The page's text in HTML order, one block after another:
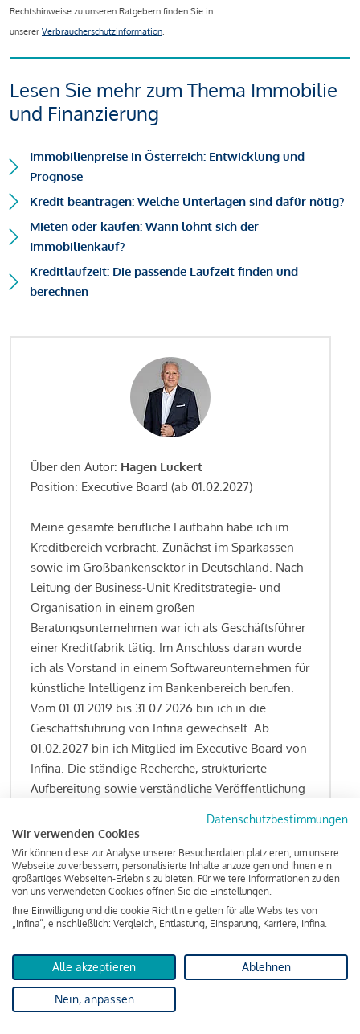
Rechtshinweise zu unseren Ratgebern finden Sie in
unserer Verbraucherschutzinformation.
Lesen Sie mehr zum Thema Immobilie
und Finanzierung
Immobilienpreise in Österreich: Entwicklung und
Prognose
Kredit beantragen: Welche Unterlagen sind dafür nötig?
Mieten oder kaufen: Wann lohnt sich der
Immobilienkauf?
Kreditlaufzeit: Die passende Laufzeit finden und
berechnen
Über den Autor: Hagen Luckert
Position: Executive Board (ab 01.02.2027)
Meine gesamte berufliche Laufbahn habe ich im
Kreditbereich verbracht. Zunächst im Sparkassen-
sowie im Großbankensektor in Deutschland. Nach
Leitung der Business-Unit Kreditstrategie- und
Organisation in einem großen
Beratungsunternehmen war ich als Geschäftsführer
einer Kreditfabrik tätig. Im Anschluss daran wurde
ich als Vorstand in einem Softwareunternehmen für
künstliche Intelligenz im Bankenbereich berufen.
Vom 01.01.2019 bis 31.07.2026 bin ich in die
Geschäftsführung von Infina gewechselt. Ab
01.02.2027 bin ich Mitglied im Executive Board von
Infina. Die ständige Recherche, strukturierte
Aufbereitung sowie verständliche Veröffentlichung
Kreditgeschäft gehören zu den wesentlichen
Schwerpunktsetzungen meiner Funktion.
Lesen Sie meine Finanzierungs-Tipps
KreditindexDas Wohnkredit Barometer
Datenschutzbestimmungen
Wir verwenden Cookies
Wir können diese zur Analyse unserer Besucherdaten platzieren, um unsere
Webseite zu verbessern, personalisierte Inhalte anzuzeigen und Ihnen ein
großartiges Webseiten-Erlebnis zu bieten. Für weitere Informationen zu den
von uns verwendeten Cookies öffnen Sie die Einstellungen.
Ihre Einwilligung und die cookie Richtlinie gelten für alle Websites von
„Infina“, einschließlich: Vergleich, Entlastung, Einsparung, Karriere, Infina.
Alle akzeptieren Ablehnen
Nein, anpassen